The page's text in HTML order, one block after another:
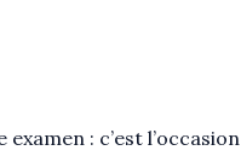
: c’est l’occasion